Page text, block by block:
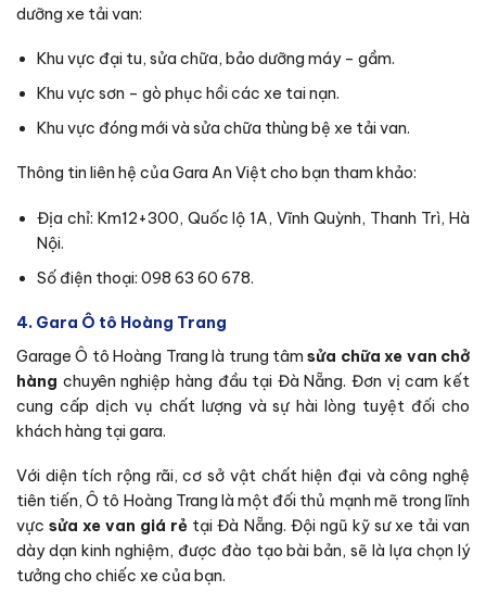
dưỡng xe tải van:
Khu vực đại tu, sửa chữa, bảo dưỡng máy – gầm.
Khu vực sơn – gò phục hồi các xe tai nạn.
Khu vực đóng mới và sửa chữa thùng bệ xe tải van.
Thông tin liên hệ của Gara An Việt cho bạn tham khảo:
Địa chỉ: Km12+300, Quốc lộ 1A, Vĩnh Quỳnh, Thanh Trì, Hà
Nội.
Số điện thoại: 098 63 60 678.
4. Gara Ô tô Hoàng Trang
Garage Ô tô Hoàng Trang là trung tâmsửa chữa xe van chở
hàng chuyên nghiệp hàng đầu tại Đà Nẵng. Đơn vị cam kết
cung cấp dịch vụ chất lượng và sự hài lòng tuyệt đối cho
khách hàng tại gara.
Với diện tích rộng rãi, cơ sở vật chất hiện đại và công nghệ
tiên tiến, Ô tô Hoàng Trang là một đối thủ mạnh mẽ trong lĩnh
vựcsửa xe van giá rẻ tại Đà Nẵng. Đội ngũ kỹ sư xe tải van
dày dạn kinh nghiệm, được đào tạo bài bản, sẽ là lựa chọn lý
tưởng cho chiếc xe của bạn.